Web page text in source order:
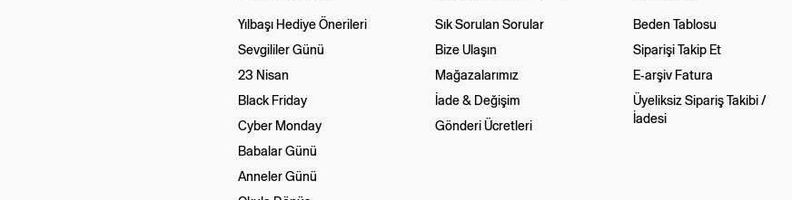
Yılbaşı Hediye Önerileri
Sevgililer Günü
23 Nisan
Black Friday
Cyber Monday
Babalar Günü
Anneler Günü
Sık Sorulan Sorular
Bize Ulaşın
Mağazalarımız
İade & Değişim
Gönderi Ücretleri
Beden Tablosu
Siparişi Takip Et
E-arşiv Fatura
Üyeliksiz Sipariş Takibi /
İadesi